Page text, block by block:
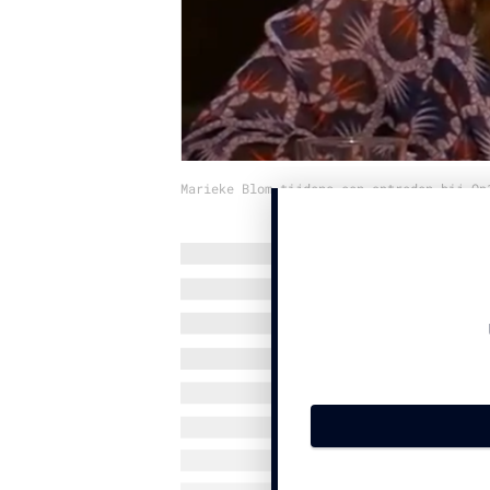
Marieke Blom tijdens een optreden bij